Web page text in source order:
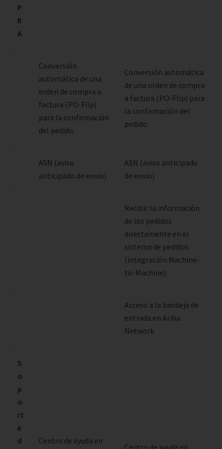
P
R
A
Conversión
automática de una
orden de compra a
factura (PO-Flip)
para la confirmación
del pedido.
Conversión automática
de una orden de compra
a factura (PO-Flip) para
la confirmación del
pedido.
ASN (aviso
anticipado de envío)
ASN (aviso anticipado
de envío)
Recibir la información
de los pedidos
directamente en el
sistema de pedidos
(integración Machine-
to-Machine)
Acceso a la bandeja de
entrada en Ariba
Network
S
o
p
o
rt
e
d
Centro de ayuda en
Centro de ayuda en